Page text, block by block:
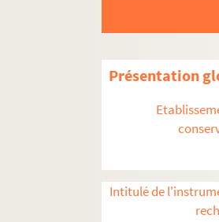
Présentation
Intitulé de
Ms. 533. Charles
Ms. 813. Cahier
Ms. 814. Histoire
Fonds Félix-
Fonds René-